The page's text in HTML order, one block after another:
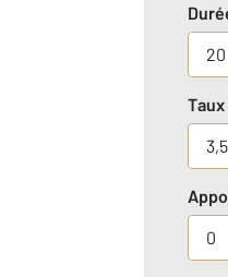
Taux